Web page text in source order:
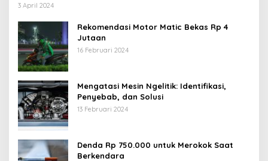
3 April 2024
Rekomendasi Motor Matic Bekas Rp 4
Jutaan
16 Februari 2024
Mengatasi Mesin Ngelitik: Identifikasi,
Penyebab, dan Solusi
13 Februari 2024
Denda Rp 750.000 untuk Merokok Saat
Berkendara